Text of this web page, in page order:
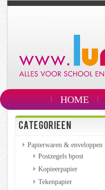
HOME
CATEGORIEEN
Papierwaren & enveloppen
Postzegels bpost
Kopieerpapier
Tekenpapier